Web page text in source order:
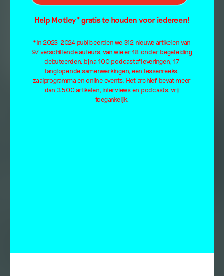
Help Motley* gratis te houden voor iedereen!
*In 2023-2024 publiceerden we 312 nieuwe artikelen van
97 verschillende auteurs, van wie er 18 onder begeleiding
debuteerden, bijna 100 podcastafleveringen, 17
langlopende samenwerkingen, een lessenreeks,
zaalprogramma en online events. Het archief bevat meer
dan 3.500 artikelen, interviews en podcasts, vrij
toegankelijk.